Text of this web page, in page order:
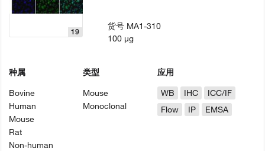
19
种属
Bovine
Human
Mouse
Rat
Non-human
类型
Mouse
Monoclonal
应用
WB
IHC
ICC/IF
Flow
IP EMSA
货号 MA1-310
100 µg